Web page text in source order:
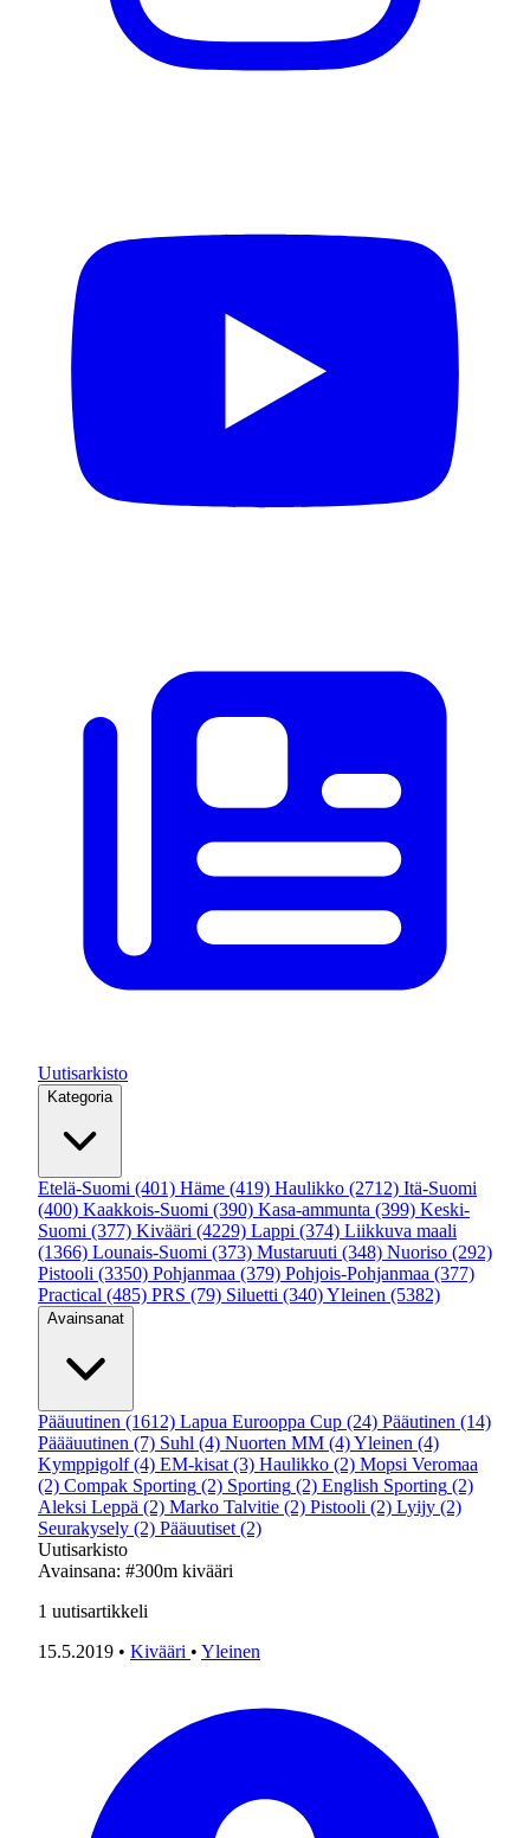
Uutisarkisto
Kategoria
Etelä-Suomi (401) Häme (419) Haulikko (2712) Itä-Suomi
(400) Kaakkois-Suomi (390) Kasa-ammunta (399) Keski-
Suomi (377) Kivääri (4229) Lappi (374) Liikkuva maali
(1366) Lounais-Suomi (373) Mustaruuti (348) Nuoriso (292)
Pistooli (3350) Pohjanmaa (379) Pohjois-Pohjanmaa (377)
Practical (485) PRS (79) Siluetti (340)Yleinen (5382)
Avainsanat
Pääuutinen (1612) Lapua Eurooppa Cup (24) Pääutinen (14)
Päääuutinen (7) Suhl (4) Nuorten MM (4)Yleinen (4)
Kymppigolf (4) EM-kisat (3) Haulikko (2) Mopsi Veromaa
(2) Compak Sporting (2) Sporting (2) English Sporting (2)
Aleksi Leppä (2) Marko Talvitie (2) Pistooli (2) Lyijy (2)
Seurakysely (2) Pääuutiset (2)
Uutisarkisto
Avainsana: #300m kivääri
1 uutisartikkeli
15.5.2019 • Kivääri • Yleinen